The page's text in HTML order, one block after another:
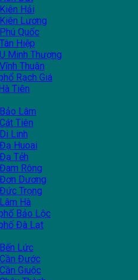
Hải
Lương
Quốc
Hiệp
Minh Thượng
Thuận
Rạch Giá
Tiên
Lâm
Tiên
Linh
Huoai
Tẻh
Rông
Dương
Trọng
Hà
Bảo Lộc
Đà Lạt
Lức
Đước
Giuộc